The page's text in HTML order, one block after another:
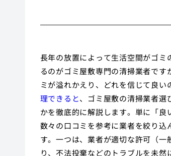
長年の放置によって生活空間がゴ
るのがゴミ屋敷専門の清掃業者で
ミが溢れかえり、どれを信じて良い
理できると、ゴミ屋敷の清掃業者選
かを徹底的に解説します。単に「良
数々の口コミを参考に業者を絞り
す。一つは、業者が適切な許可（
り、不法投棄などのトラブルを未